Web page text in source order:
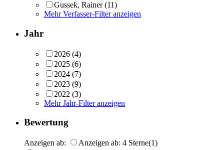
Gussek, Rainer (11)
Mehr Verfasser-Filter anzeigen
Jahr
2026 (4)
2025 (6)
2024 (7)
2023 (9)
2022 (3)
Mehr Jahr-Filter anzeigen
Bewertung
Anzeigen ab: Anzeigen ab: 4 Sterne(1)